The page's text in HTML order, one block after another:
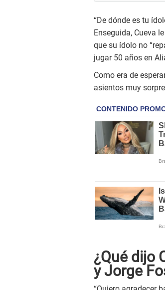
“De dónde es tu
Enseguida, Cueva
que su ídolo no
jugar 50 años en
Como era de
asientos muy
¿Qué dijo
y Jorge